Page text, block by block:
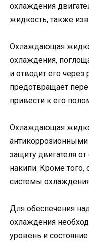
охлаждения
жидкость, также
Охлаждающая
охлаждения,
и отводит его
предотвращает
привести к его
Охлаждающая
антикоррозионными
защиту двигателя
накипи. Кроме того,
системы
Для обеспечения
охлаждения
уровень и